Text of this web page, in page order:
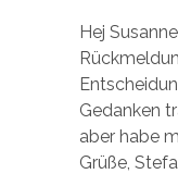
Hej
Gedanken
aber habe
Grüße,